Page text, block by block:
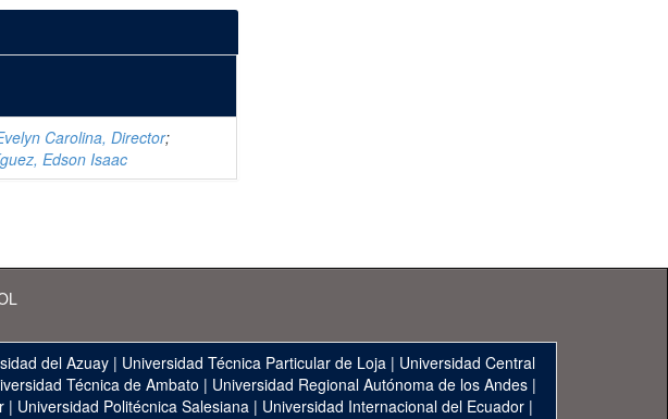
Carolina, Director;
Edson Isaac
del Azuay | Universidad Técnica Particular de Loja | Universidad Central
Técnica de Ambato | Universidad Regional Autónoma de los Andes|
| Universidad Politécnica Salesiana| Universidad Internacional del Ecuador|